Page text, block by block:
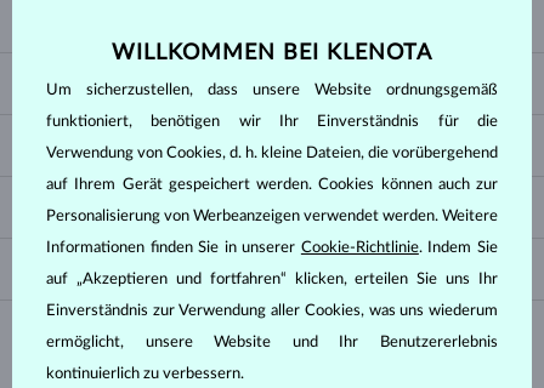
SHOWROOM
ÜBER UNS
PRESSE
IMPRESSUM
BLOG
EINKAUF
ZAHLUNG UND VERSAND
RÜCKGABE UND UMTAUSCH
REKLAMATION
TRAURINGE AUSWÄHLEN
ECHTHEITSZERTIFIKATE
GESCHÄFTSBEDINGUNGEN
DATENSCHUTZERKLÄRUNG
SCHMUCK
RINGGRÖSSEN UND ANPASSUNGEN
KETTENGRÖSSEN UND -ARTEN
ARMBANDGRÖSSEN
OHRRINGVERSCHLÜSSE
SCHMUCKGRAVUR
MODIFIZIERTER SCHMUCK
PFLEGE VON SCHMUCK
CHANGE COUNTRY
Deutschland & Österreich
NEWSLETTER
Bitte geben Sie Ihre E-Mail-Adresse ein, um den Newsletter von KLENOTA.de zu
abonnieren. Melden Sie sich jetzt für den Newsletter an und bleiben Sie auch in
WILLKOMMEN BEI KLENOTA
Um sicherzustellen, dass unsere Website ordnungsgemäß
funktioniert, benötigen wir Ihr Einverständnis für die
Verwendung von Cookies, d. h. kleine Dateien, die vorübergehend
auf Ihrem Gerät gespeichert werden. Cookies können auch zur
Personalisierung von Werbeanzeigen verwendet werden. Weitere
Informationen finden Sie in unserer Cookie-Richtlinie. Indem Sie
auf „Akzeptieren und fortfahren“ klicken, erteilen Sie uns Ihr
Einverständnis zur Verwendung aller Cookies, was uns wiederum
ermöglicht, unsere Website und Ihr Benutzererlebnis
kontinuierlich zu verbessern.